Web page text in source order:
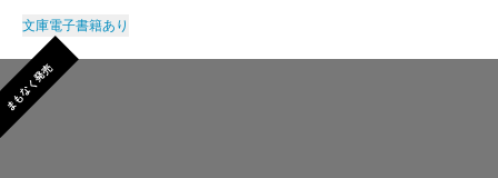
文庫電子書籍あり
まもなく発売